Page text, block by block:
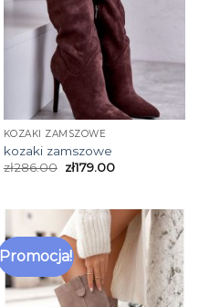
KOZAKI ZAMSZOWE
kozaki zamszowe
zł286.00 zł179.00
Promocja!